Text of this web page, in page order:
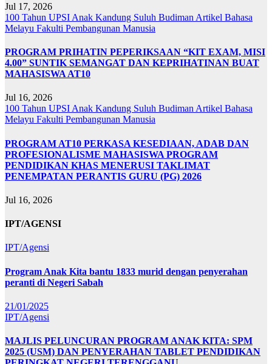
Jul 17, 2026
100 Tahun UPSI Anak Kandung Suluh Budiman Artikel Bahasa
Melayu Fakulti Pembangunan Manusia
PROGRAM PRIHATIN PEPERIKSAAN “KIT EXAM, MISI
4.00” SUNTIK SEMANGAT DAN KEPRIHATINAN BUAT
MAHASISWA AT10
Jul 16, 2026
100 Tahun UPSI Anak Kandung Suluh Budiman Artikel Bahasa
Melayu Fakulti Pembangunan Manusia
PROGRAM AT10 PERKASA KESEDIAAN, ADAB DAN
PROFESIONALISME MAHASISWA PROGRAM
PENDIDIKAN KHAS MENERUSI TAKLIMAT
PENEMPATAN PERANTIS GURU (PG) 2026
Jul 16, 2026
IPT/AGENSI
IPT/Agensi
Program Anak Kita bantu 1833 murid dengan penyerahan
peranti di Negeri Sabah
21/01/2025
IPT/Agensi
MAJLIS PELUNCURAN PROGRAM ANAK KITA: SPM
2025 (USM) DAN PENYERAHAN TABLET PENDIDIKAN